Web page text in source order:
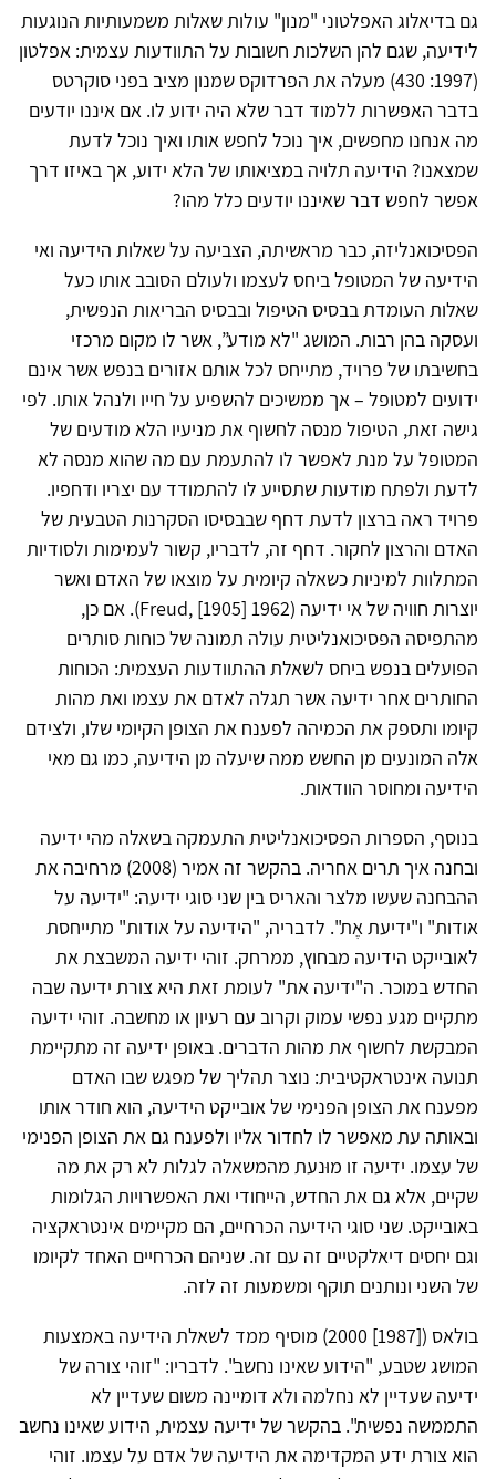
גם בדיאלוג האפלטוני "מנון" עולות שאלות משמעותיות הנוגעות
לידיעה, שגם להן השלכות חשובות על התוודעות עצמית: אפלטון
(1997: 430) מעלה את הפרדוקס שמנון מציב בפני סוקרטס
בדבר האפשרות ללמוד דבר שלא היה ידוע לו. אם איננו יודעים
מה אנחנו מחפשים, איך נוכל לחפש אותו ואיך נוכל לדעת
שמצאנו? הידיעה תלויה במציאותו של הלא ידוע, אך באיזו דרך
אפשר לחפש דבר שאיננו יודעים כלל מהו?
הפסיכואנליזה, כבר מראשיתה, הצביעה על שאלות הידיעה ואי
הידיעה של המטופל ביחס לעצמו ולעולם הסובב אותו כעל
שאלות העומדת בבסיס הטיפול ובבסיס הבריאות הנפשית,
ועסקה בהן רבות. המושג "לא מודע”, אשר לו מקום מרכזי
בחשיבתו של פרויד, מתייחס לכל אותם אזורים בנפש אשר אינם
ידועים למטופל – אך ממשיכים להשפיע על חייו ולנהל אותו. לפי
גישה זאת, הטיפול מנסה לחשוף את מניעיו הלא מודעים של
המטופל על מנת לאפשר לו להתעמת עם מה שהוא מנסה לא
לדעת ולפתח מודעות שתסייע לו להתמודד עם יצריו ודחפיו.
פרויד ראה ברצון לדעת דחף שבבסיסו הסקרנות הטבעית של
האדם והרצון לחקור. דחף זה, לדבריו, קשור לעמימות ולסודיות
המתלוות למיניות כשאלה קיומית על מוצאו של האדם ואשר
יוצרות חוויה של אי ידיעה (1962 [1905] ,Freud). אם כן,
מהתפיסה הפסיכואנליטית עולה תמונה של כוחות סותרים
הפועלים בנפש ביחס לשאלת ההתוודעות העצמית: הכוחות
החותרים אחר ידיעה אשר תגלה לאדם את עצמו ואת מהות
קיומו ותספק את הכמיהה לפענח את הצופן הקיומי שלו, ולצידם
אלה המונעים מן החשש ממה שיעלה מן הידיעה, כמו גם מאי
הידיעה ומחוסר הוודאות.
בנוסף, הספרות הפסיכואנליטית התעמקה בשאלה מהי ידיעה
ובחנה איך תרים אחריה. בהקשר זה אמיר (2008) מרחיבה את
ההבחנה שעשו מלצר והאריס בין שני סוגי ידיעה: "ידיעה על
אודות" ו"ידיעת אֶת". לדבריה, "הידיעה על אודות" מתייחסת
לאובייקט הידיעה מבחוץ, ממרחק. זוהי ידיעה המשבצת את
החדש במוכר. ה"ידיעה את" לעומת זאת היא צורת ידיעה שבה
מתקיים מגע נפשי עמוק וקרוב עם רעיון או מחשבה. זוהי ידיעה
המבקשת לחשוף את מהות הדברים. באופן ידיעה זה מתקיימת
תנועה אינטראקטיבית: נוצר תהליך של מפגש שבו האדם
מפענח את הצופן הפנימי של אובייקט הידיעה, הוא חודר אותו
ובאותה עת מאפשר לו לחדור אליו ולפענח גם את הצופן הפנימי
של עצמו. ידיעה זו מוּנעת מהמשאלה לגלות לא רק את מה
שקיים, אלא גם את החדש, הייחודי ואת האפשרויות הגלומות
באובייקט. שני סוגי הידיעה הכרחיים, הם מקיימים אינטראקציה
וגם יחסים דיאלקטיים זה עם זה. שניהם הכרחיים האחד לקיומו
של השני ונותנים תוקף ומשמעות זה לזה.
בולאס ([1987] 2000) מוסיף ממד לשאלת הידיעה באמצעות
המושג שטבע, "הידוע שאינו נחשב". לדבריו: "זוהי צורה של
ידיעה שעדיין לא נחלמה ולא דומיינה משום שעדיין לא
התממשה נפשית". בהקשר של ידיעה עצמית, הידוע שאינו נחשב
הוא צורת ידע המקדימה את הידיעה של אדם על עצמו. זוהי